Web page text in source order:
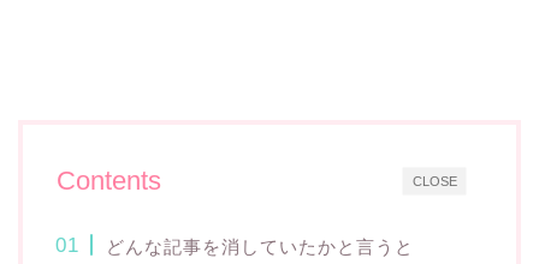
CLOSE
Contents
どんな記事を消していたかと言うと